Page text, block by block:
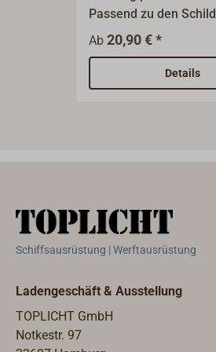
Passend zu den
Schiffsschlösser.
Ab 20,90 € *
Details
Schiffsausrüstung | Werftausrüstung
Ladengeschäft & Ausstellung
TOPLICHT GmbH
Notkestr. 97